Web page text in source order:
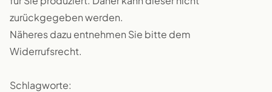
zurückgegeben werden.
Näheres dazu entnehmen Sie bitte dem
Widerrufsrecht.
Schlagworte: